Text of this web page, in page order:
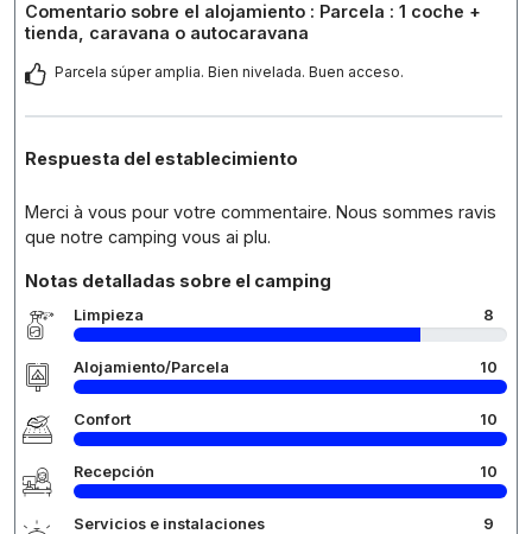
Comentario sobre el alojamiento : Parcela : 1 coche +
tienda, caravana o autocaravana
Parcela súper amplia. Bien nivelada. Buen acceso.
Respuesta del establecimiento
Merci à vous pour votre commentaire. Nous sommes ravis
que notre camping vous ai plu.
Notas detalladas sobre el camping
Limpieza 8
Alojamiento/Parcela 10
Confort 10
Recepción 10
Servicios e instalaciones 9